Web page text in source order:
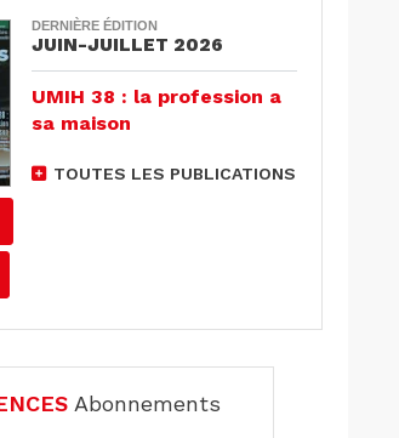
DERNIÈRE ÉDITION
JUIN-JUILLET 2026
UMIH 38 : la profession a
sa maison
TOUTES LES PUBLICATIONS
Abonnements